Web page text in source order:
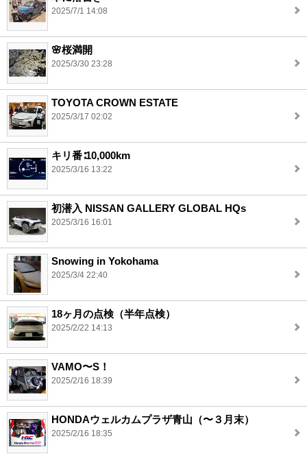
2025/7/1 14:08
🌸桜満開
2025/3/30 23:28
TOYOTA CROWN ESTATE
2025/3/17 02:02
キリ番∶10,000km
2025/3/16 13:22
初潜入 NISSAN GALLERY GLOBAL HQs
2025/3/16 16:01
Snowing in Yokohama
2025/3/4 22:40
18ヶ月の点検（半年点検）
2025/2/22 14:13
VAMO〜S！
2025/2/16 18:39
HONDAウェルカムプラザ青山（〜３月末）
2025/2/16 18:35